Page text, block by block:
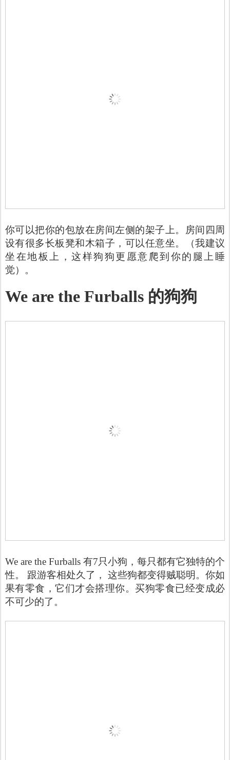
你可以把你的包放在房间左侧的架子上。房间四周
设有很多长板凳和木箱子，可以任意坐。（我建议
坐在地板上，这样狗狗更愿意爬到你的腿上睡
觉）。
We are the Furballs 的狗狗
We are the Furballs 有7只小狗，每只都有它独特的个
性。 跟游客相处久了， 这些狗都变得贼聪明。你如
果有零食，它们才会搭理你。买狗零食已经变成必
不可少的了。